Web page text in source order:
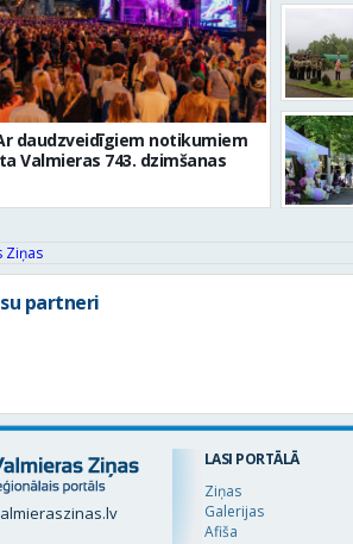
daudzveidīgiem notikumiem
Valmieras 743. dzimšanas
Ziņas
partneri
LASI PORTĀLĀ
Ziņas
Galerijas
Afiša